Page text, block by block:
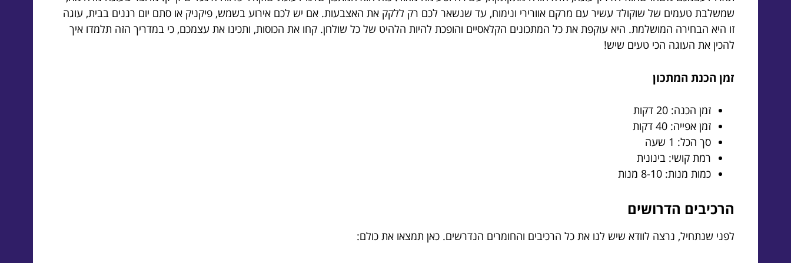
שמשלבת טעמים של שוקולד עשיר עם מרקם אוורירי ונימוח, עד שנשאר לכם רק ללקק את האצבעות. אם יש לכם אירוע בשמש, פיקניק או סתם יום רננים בבית, עוגה
זו היא הבחירה המושלמת. היא עוקפת את כל המתכונים הקלאסיים והופכת להיות הלהיט של כל שולחן. קחו את הכוסות, ותכינו את עצמכם, כי במדריך הזה תלמדו איך
להכין את העוגה הכי טעים שיש!
זמן הכנת המתכון
זמן הכנה: 20 דקות
זמן אפייה: 40 דקות
סך הכל: 1 שעה
רמת קושי: בינונית
כמות מנות: 8-10 מנות
הרכיבים הדרושים
לפני שנתחיל, נרצה לוודא שיש לנו את כל הרכיבים והחומרים הנדרשים. כאן תמצאו את כולם: